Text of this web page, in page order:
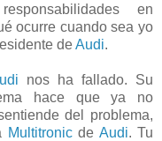
en
ocurre cuando sea yo
deAudi.
nos ha fallado. Su
hace que ya no
del problema,
Multitronicde Audi. Tu